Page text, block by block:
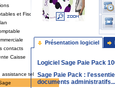
et Fiscaux
contacts
Caisse
assistance tel
Présentation logiciel
Logiciel Sage Paie Pack
Sage Paie Pack :
documents